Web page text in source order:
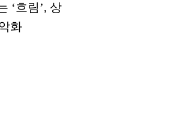
‘흐림’, 상
화